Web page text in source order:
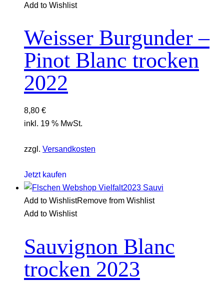
Add to Wishlist
Weisser Burgunder –
Pinot Blanc trocken
2022
8,80 €
inkl. 19 % MwSt.
zzgl. Versandkosten
Jetzt kaufen
Add to WishlistRemove from Wishlist
Add to Wishlist
Sauvignon Blanc
trocken 2023